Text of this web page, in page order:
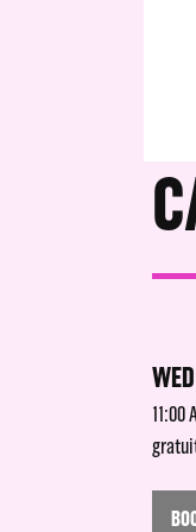
11:00